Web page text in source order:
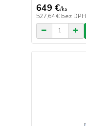
649 €/ks
527,64 € bez DPH